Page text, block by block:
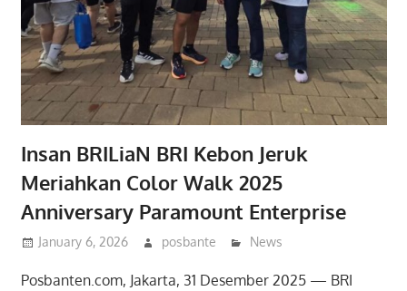
Insan BRILiaN BRI Kebon Jeruk
Meriahkan Color Walk 2025
Anniversary Paramount Enterprise
January 6, 2026 posbante News
Posbanten.com, Jakarta, 31 Desember 2025 — BRI